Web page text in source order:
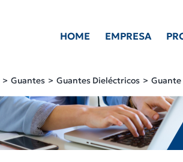
HOME EMPRESA
Guantes Guantes Dieléctricos